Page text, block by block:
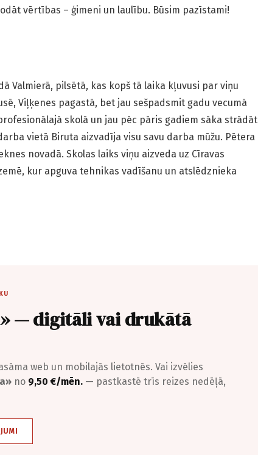
vērtības – ģimeni un laulību. Būsim pazīstami!
Valmierā, pilsētā, kas kopš tā laika kļuvusi par viņu
Viļķenes pagastā, bet jau sešpadsmit gadu vecumā
skolā un jau pēc pāris gadiem sāka strādāt
vietā Biruta aizvadīja visu savu darba mūžu. Pētera
novadā. Skolas laiks viņu aizveda uz Cīravas
kur apguva tehnikas vadīšanu un atslēdznieka
— digitāli vai drukātā
web un mobilajās lietotnēs. Vai izvēlies
no 9,50 €/mēn. — pastkastē trīs reizes nedēļā,